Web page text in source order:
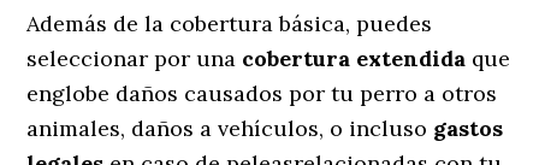
Además de la cobertura básica, puedes
seleccionar por una cobertura extendida que
englobe daños causados por tu perro a otros
animales, daños a vehículos, o incluso gastos